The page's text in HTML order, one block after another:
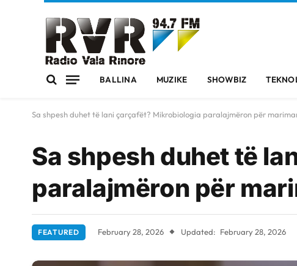
BALLINA MUZIKE SHOWBIZ
Sa shpesh duhet të lani çarçafët? Mikrobiologia paralajmëron për
Sa shpesh duhet të
paralajmëron për
FEATURED February 28, 2026 Updated: February 28, 2026